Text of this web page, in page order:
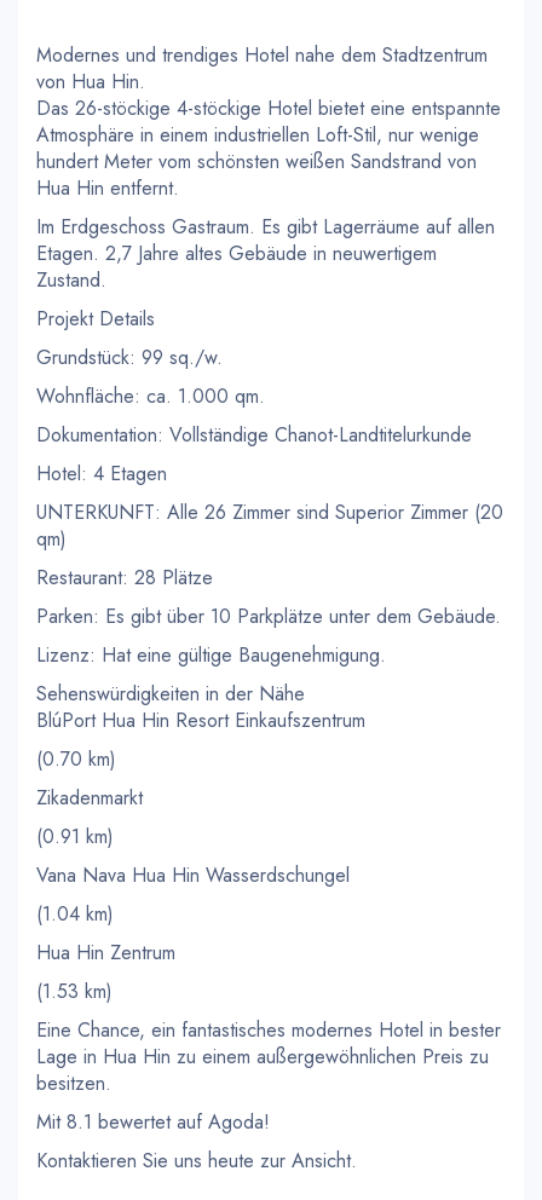
Modernes und trendiges Hotel nahe dem Stadtzentrum
von Hua Hin.
Das 26-stöckige 4-stöckige Hotel bietet eine entspannte
Atmosphäre in einem industriellen Loft-Stil, nur wenige
hundert Meter vom schönsten weißen Sandstrand von
Hua Hin entfernt.
Im Erdgeschoss Gastraum. Es gibt Lagerräume auf allen
Etagen. 2,7 Jahre altes Gebäude in neuwertigem
Zustand.
Projekt Details
Grundstück: 99 sq./w.
Wohnfläche: ca. 1.000 qm.
Dokumentation: Vollständige Chanot-Landtitelurkunde
Hotel: 4 Etagen
UNTERKUNFT: Alle 26 Zimmer sind Superior Zimmer (20
qm)
Restaurant: 28 Plätze
Parken: Es gibt über 10 Parkplätze unter dem Gebäude.
Lizenz: Hat eine gültige Baugenehmigung.
Sehenswürdigkeiten in der Nähe
BlúPort Hua Hin Resort Einkaufszentrum
(0.70 km)
Zikadenmarkt
(0.91 km)
Vana Nava Hua Hin Wasserdschungel
(1.04 km)
Hua Hin Zentrum
(1.53 km)
Eine Chance, ein fantastisches modernes Hotel in bester
Lage in Hua Hin zu einem außergewöhnlichen Preis zu
besitzen.
Mit 8.1 bewertet auf Agoda!
Kontaktieren Sie uns heute zur Ansicht.